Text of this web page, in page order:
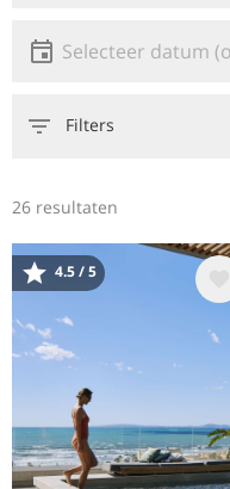
Datum
Selecteer een datum
Filters
26 resultaten
Afbeelding
4.5 / 5